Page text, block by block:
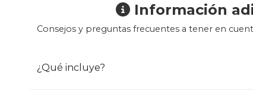
Información
Consejos y preguntas frecuentes a tener en
¿Qué incluye?